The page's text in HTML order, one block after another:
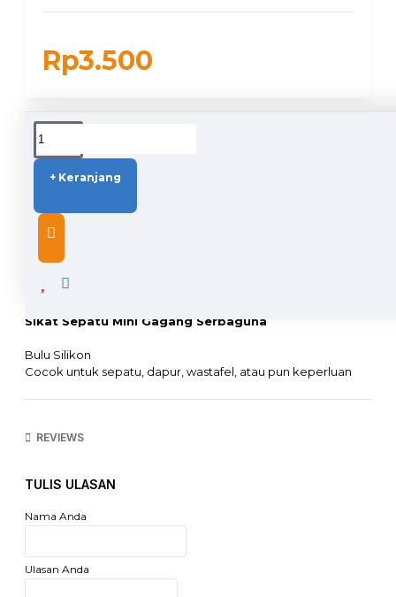
Rp3.500
+ Keranjang
DUKUNGAN PENGIRIMAN
DESCRIPTION
Sikat Sepatu Mini Gagang Serbaguna
Bulu Silikon
Cocok untuk sepatu, dapur, wastafel, atau pun keperluan
Harga yang tertera untuk 1pcs
REVIEWS
TULIS ULASAN
Nama Anda
Ulasan Anda